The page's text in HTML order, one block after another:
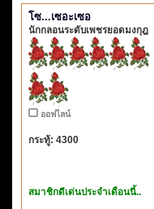
โซ...เซอะเซอ
นักกลอนระดับเพชรยอดมงกุฎ
ออฟไลน์
กระทู้: 4300
สมาชิกดีเด่นประจำเดือนนี้..